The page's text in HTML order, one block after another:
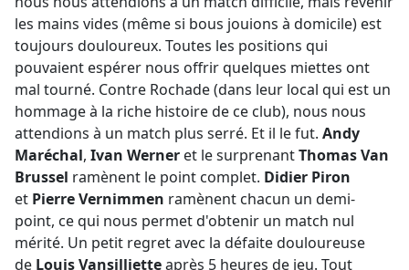
les mains vides (même si bous jouions à domicile) est
toujours douloureux. Toutes les positions qui
pouvaient espérer nous offrir quelques miettes ont
mal tourné. Contre Rochade (dans leur local qui est un
hommage à la riche histoire de ce club), nous nous
attendions à un match plus serré. Et il le fut. Andy
Maréchal, Ivan Werner et le surprenantThomas Van
Brussel ramènent le point complet. Didier Piron
et Pierre Vernimmen ramènent chacun un demi-
point, ce qui nous permet d'obtenir un match nul
mérité. Un petit regret avec la défaite douloureuse
de Louis Vansillietteaprès 5 heures de jeu. Tout